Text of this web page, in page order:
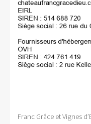
Franc Grâce et Vignes